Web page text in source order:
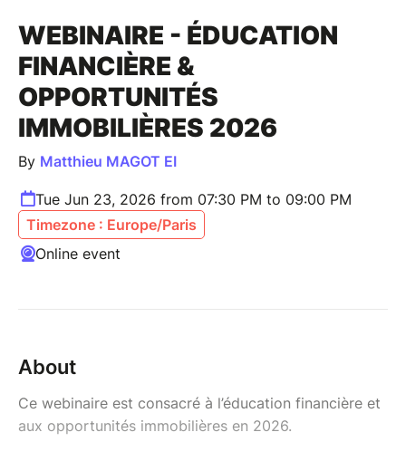
WEBINAIRE - ÉDUCATION
FINANCIÈRE &
OPPORTUNITÉS
IMMOBILIÈRES 2026
By Matthieu MAGOT EI
Tue Jun 23, 2026 from 07:30 PM to 09:00 PM
Timezone : Europe/Paris
Online event
About
Ce webinaire est consacré à l’éducation financière et
aux opportunités immobilières en 2026.